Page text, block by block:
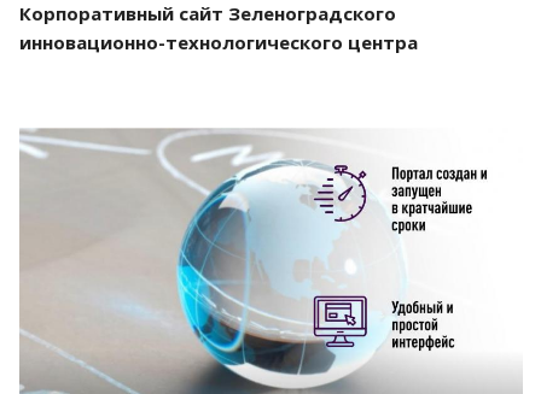
Корпоративный сайт Зеленоградского
инновационно-технологического центра
Смотреть проект